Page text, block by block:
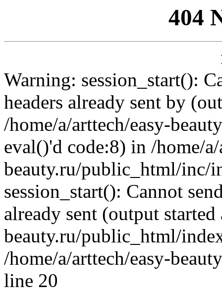
404
Warning: session_start():
headers already sent by
/home/a/arttech/easy-
eval()'d code:8) in /home/
beauty.ru/public_html/inc/
session_start(): Cannot
already sent (output
beauty.ru/public_html/
/home/a/arttech/easy-
line 20